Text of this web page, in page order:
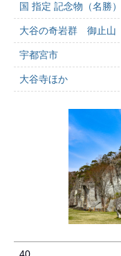
国 指定 記念物（名勝
大谷の奇岩群 御止
宇都宮市
大谷寺ほか